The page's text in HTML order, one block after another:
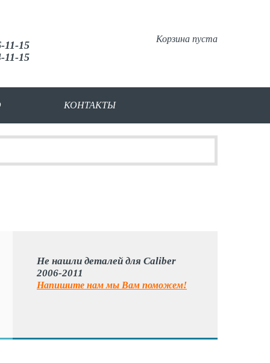
Корзина пуста
11-15
11-15
КОНТАКТЫ
Не нашли деталей для Caliber
2006-2011
Напишите нам мы Вам поможем!